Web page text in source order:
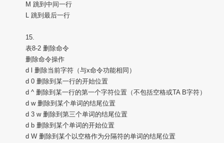
M 跳到中间一行
L 跳到最后一行
15.
表8-2 删除命令
删除命令操作
d l 删除当前字符（与x命令功能相同）
d 0 删除到某一行的开始位置
d ^ 删除到某一行的第一个字符位置（不包括空格或TA B字符）
d w 删除到某个单词的结尾位置
d 3 w 删除到第三个单词的结尾位置
d b 删除到某个单词的开始位置
d W 删除到某个以空格作为分隔符的单词的结尾位置